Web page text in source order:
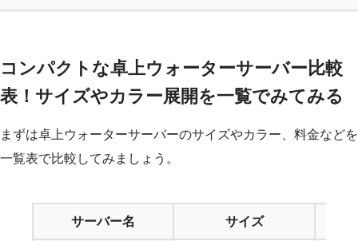
コンパクトな卓上ウォーターサーバー比較
表！サイズやカラー展開を一覧でみてみる
まずは卓上ウォーターサーバーのサイズやカラー、料金などを
一覧表で比較してみましょう。
サーバー名 サイズ